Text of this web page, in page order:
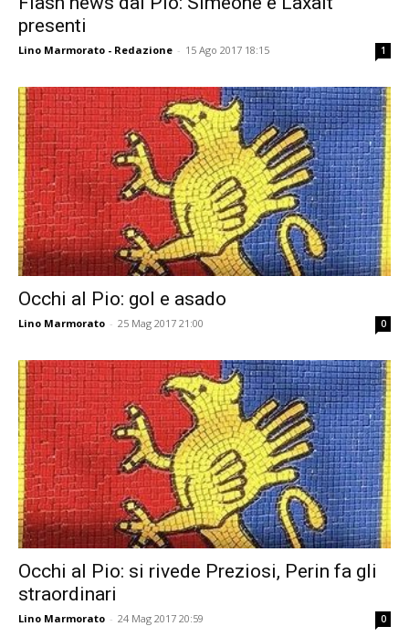
presenti
Lino Marmorato - Redazione - 15 Ago 2017 18:15 1
Occhi al Pio: gol e asado
Lino Marmorato - 25 Mag 2017 21:00 0
Occhi al Pio: si rivede Preziosi, Perin fa gli
straordinari
Lino Marmorato - 24 Mag 2017 20:59 0